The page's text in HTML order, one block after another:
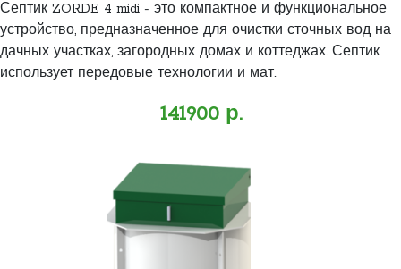
Септик ZORDE 4 midi - это компактное и функциональное
устройство, предназначенное для очистки сточных вод на
дачных участках, загородных домах и коттеджах. Септик
использует передовые технологии и мат..
141900 р.